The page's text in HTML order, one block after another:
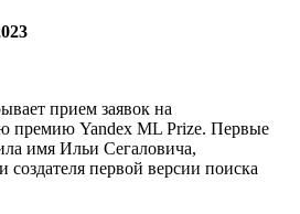
прием заявок на
премию Yandex ML Prize. Первые
имя Ильи Сегаловича,
создателя первой версии поиска